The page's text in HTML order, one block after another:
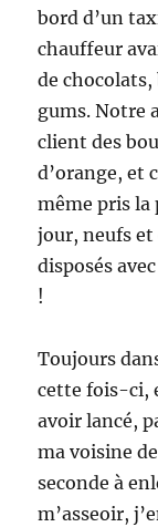
bord d’un
chauffeur
de
gums. Notre
client des
d’orange, et
même pris la
jour, neufs
disposés
!
Toujours
cette fois-ci,
avoir lancé,
ma voisine
seconde à
m’asseoir,